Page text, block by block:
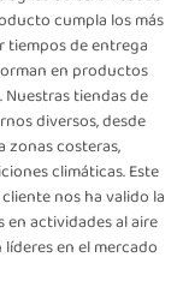
cumpla los más
tiempos de entrega
en productos
tiendas de
diversos, desde
zonas costeras,
climáticas. Este
nos ha valido la
en actividades al aire
en el mercado